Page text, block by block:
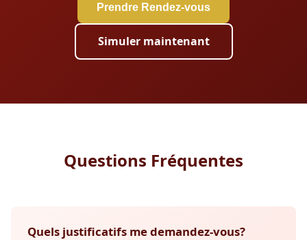
Prendre Rendez-vous
Simuler maintenant
Questions Fréquentes
Quels justificatifs me demandez-vous?